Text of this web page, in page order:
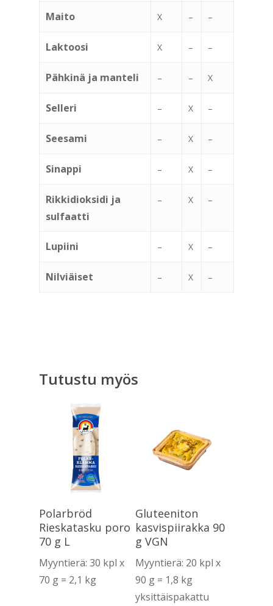
Maito X – –
Laktoosi X – –
Pähkinä ja manteli – – X
Selleri – X –
Seesami – X –
Sinappi – X –
Rikkidioksidi ja
sulfaatti
– X –
Lupiini – X –
Nilviäiset – X –
Tutustu myös
Lue Lisää
Polarbröd
Rieskatasku poro
70 g L
Myyntierä: 30 kpl x
70 g = 2,1 kg
Lue Lisää
Gluteeniton
kasvispiirakka 90
g VGN
Myyntierä: 20 kpl x
90 g = 1,8 kg
yksittäispakattu